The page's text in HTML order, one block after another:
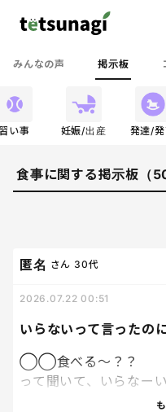
みんなの声 掲示板
い事 妊娠/出産 発達/
食事に関する掲示板（
いらないって言ったの
匿名 さん 30代
2026.07.22 00:51
◯◯食べる〜？？
って聞いて、いらなー